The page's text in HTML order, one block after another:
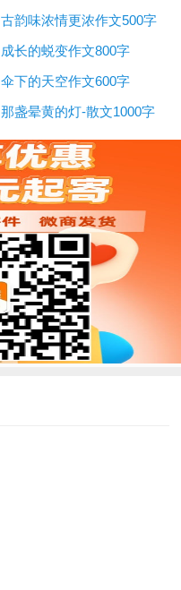
古韵味浓情更浓作文500字
成长的蜕变作文800字
伞下的天空作文600字
那盏晕黄的灯-散文1000字